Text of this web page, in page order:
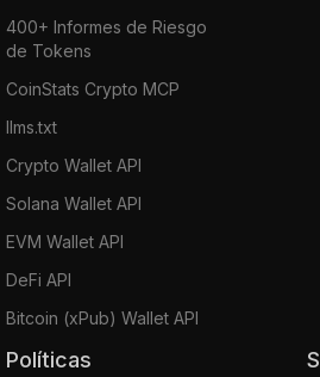
400+ Informes de Riesgo
de Tokens
CoinStats Crypto MCP
llms.txt
Crypto Wallet API
Solana Wallet API
EVM Wallet API
DeFi API
Bitcoin (xPub) Wallet API
Políticas